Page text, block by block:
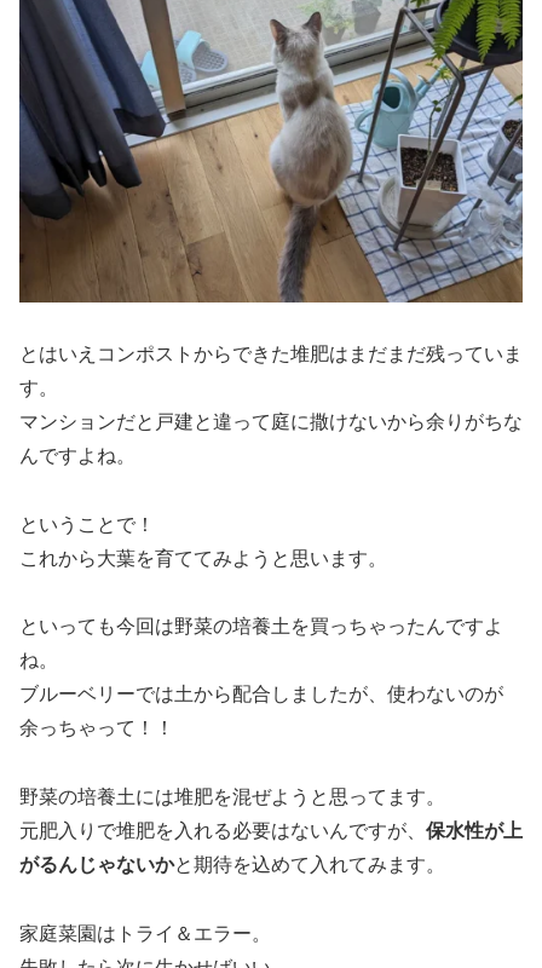
とはいえコンポストからできた堆肥はまだまだ残っていま
す。
マンションだと戸建と違って庭に撒けないから余りがちな
んですよね。
ということで！
これから大葉を育ててみようと思います。
といっても今回は野菜の培養土を買っちゃったんですよ
ね。
ブルーベリーでは土から配合しましたが、使わないのが
余っちゃって！！
野菜の培養土には堆肥を混ぜようと思ってます。
元肥入りで堆肥を入れる必要はないんですが、 保水性が上
がるんじゃないかと期待を込めて入れてみます。
家庭菜園はトライ＆エラー。